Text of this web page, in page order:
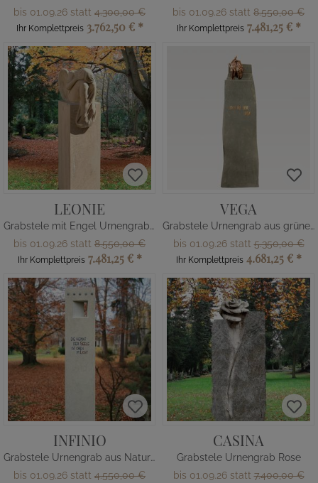
bis 01.09.26 statt 4.300,00 €
Ihr Komplettpreis 3.762,50 € *
bis 01.09.26 statt 8.550,00 €
Ihr Komplettpreis 7.481,25 € *
LEONIE
Grabstele mit Engel Urnengrabstein
bis 01.09.26 statt 8.550,00 €
Ihr Komplettpreis 7.481,25 € *
VEGA
Grabstele Urnengrab aus grünem Kalkstein mit Bronze Figuren
bis 01.09.26 statt5.350,00 €
Ihr Komplettpreis 4.681,25 € *
INFINIO
Grabstele Urnengrab aus Naturstein
bis 01.09.26 statt 4.550,00 €
CASINA
Grabstele Urnengrab Rose
bis 01.09.26 statt7.400,00 €